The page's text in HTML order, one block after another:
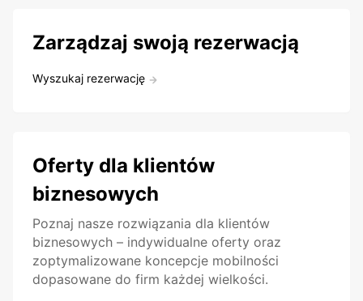
Zarządzaj swoją rezerwacją
Wyszukaj rezerwację
Oferty dla klientów
biznesowych
Poznaj nasze rozwiązania dla klientów
biznesowych – indywidualne oferty oraz
zoptymalizowane koncepcje mobilności
dopasowane do firm każdej wielkości.